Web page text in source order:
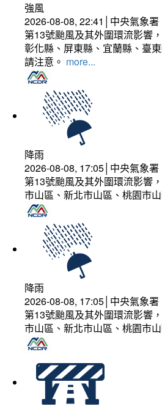
強風
2026-08-08, 22:41│中央氣象署
第13號颱風及其外圍環流影響
彰化縣、屏東縣、宜蘭縣、臺
請注意。 more...
降雨
2026-08-08, 17:05│中央氣象署
第13號颱風及其外圍環流影響
市山區、新北市山區、桃園市
降雨
2026-08-08, 17:05│中央氣象署
第13號颱風及其外圍環流影響
市山區、新北市山區、桃園市